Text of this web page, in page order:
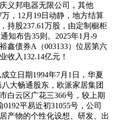
义邦电器无限公司，其他
，12月19日动静，地方结算
持股237.61万股，由定制橱柜
知布告35则。2025年1月-9
鑫债券A（003133）位居第六
收入132.14亿元！
日期1994年7月1日，华夏
大畅通股东，欧派家居集团
白云区广花三366号，较上期
平易近初31055号，公司
产物的个性化设想、研发、出